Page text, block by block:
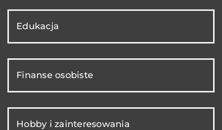
Edukacja
Finanse osobiste
Hobby i zainteresowania